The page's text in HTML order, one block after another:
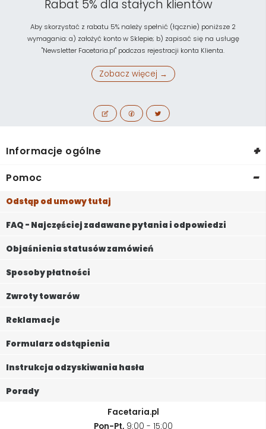
Rabat 5% dla stałych klientów
Aby skorzystać z rabatu 5% należy spełnić (łącznie) poniższe 2
wymagania: a) założyć konto w Sklepie; b) zapisać się na usługę
"Newsletter Facetaria.pl" podczas rejestracji konta Klienta.
Zobacz więcej →
Informacje ogólne +
Pomoc -
Odstąp od umowy tutaj
FAQ - Najczęściej zadawane pytania i odpowiedzi
Objaśnienia statusów zamówień
Sposoby płatności
Zwroty towarów
Reklamacje
Formularz odstąpienia
Instrukcja odzyskiwania hasła
Porady
Facetaria.pl
Pon-Pt,9:00 - 15:00